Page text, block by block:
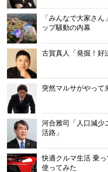
「みんなで大家さん
ップ騒動の内幕
古賀真人「発掘！好
突然マルサがやって
河合雅司「人口減少
活路」
快適クルマ生活 乗っ
使ってみた